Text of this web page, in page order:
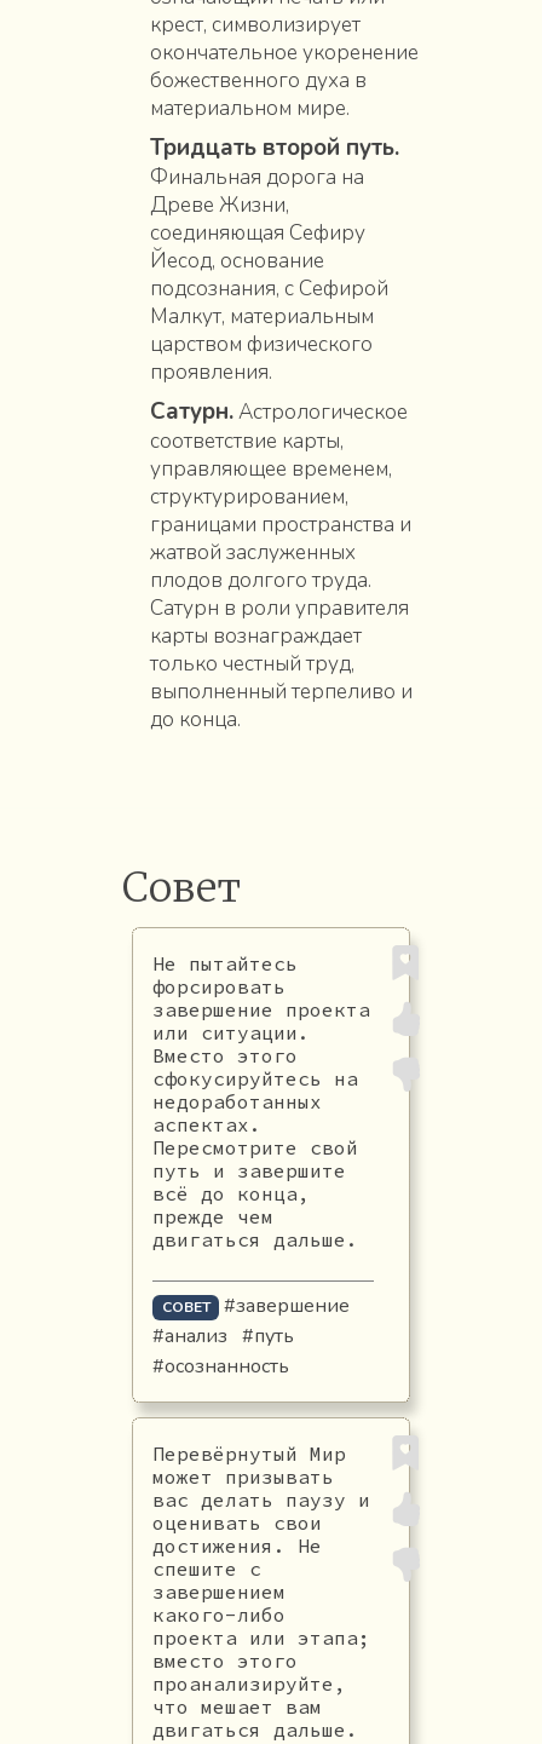
крест, символизирует
окончательное укоренение
божественного духа в
материальном мире.
Тридцать второй путь.
Финальная дорога на
Древе Жизни,
соединяющая Сефиру
Йесод, основание
подсознания, с Сефирой
Малкут, материальным
царством физического
проявления.
Сатурн.Астрологическое
соответствие карты,
управляющее временем,
структурированием,
границами пространства и
жатвой заслуженных
плодов долгого труда.
Сатурн в роли управителя
карты вознаграждает
только честный труд,
выполненный терпеливо и
до конца.
Совет
Не пытайтесь
форсировать
завершение проекта
или ситуации.
Вместо этого
сфокусируйтесь на
недоработанных
аспектах.
Пересмотрите свой
путь и завершите
всё до конца,
прежде чем
двигаться дальше.
СОВЕТ
#завершение
#анализ #путь
#осознанность
Перевёрнутый Мир
может призывать
вас делать паузу и
оценивать свои
достижения. Не
спешите с
завершением
какого-либо
проекта или этапа;
вместо этого
проанализируйте,
что мешает вам
двигаться дальше.